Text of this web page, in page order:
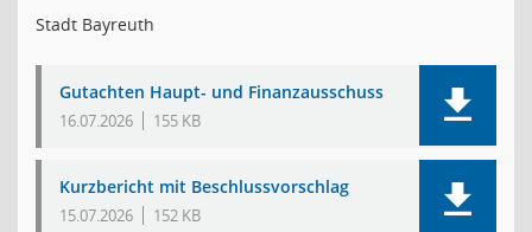
Stadt Bayreuth
Gutachten Haupt- und Finanzausschuss
16.07.2026 155 KB
Kurzbericht mit Beschlussvorschlag
15.07.2026 152 KB